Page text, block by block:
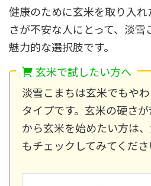
健康のために玄米を取り入れ
さが不安な人にとって、淡
魅力的な選択肢です。
玄米で試したい方へ
淡雪こまちは玄米でもや
タイプです。玄米の硬さ
から玄米を始めたい方は
もチェックしてみてくださ